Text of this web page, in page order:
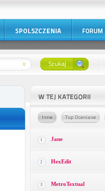
1 Jane
2 HexEdit
3 MetroTextual